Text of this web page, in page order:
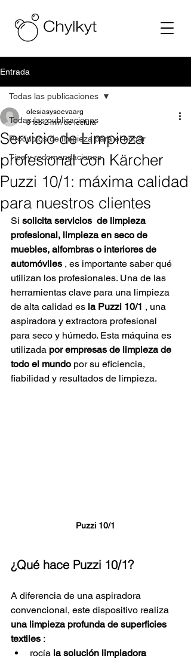
Entrada
Todas las publicaciones
Productos de limpieza para el hogar
Tips y recomendaciones
Todas las publicaciones
Servicio de Limpieza
profesional con Kärcher
Puzzi 10/1: máxima calidad
para nuestros clientes
olesiasysoevaarg
8 feb 2 min de lectura
Si solicita servicios  de limpieza
profesional, limpieza en seco de
muebles, alfombras o interiores de
automóviles , es importante saber qué
utilizan los profesionales. Una de las
herramientas clave para una limpieza
de alta calidad es la Puzzi 10/1 , una
aspiradora y extractora profesional
para seco y húmedo. Esta máquina es
utilizada por empresas de limpieza de
todo el mundo por su eficiencia,
fiabilidad y resultados de limpieza.
Puzzi 10/1
¿Qué hace Puzzi 10/1?
A diferencia de una aspiradora
convencional, este dispositivo realiza
una limpieza profunda de superficies
textiles :
rocía la solución limpiadora